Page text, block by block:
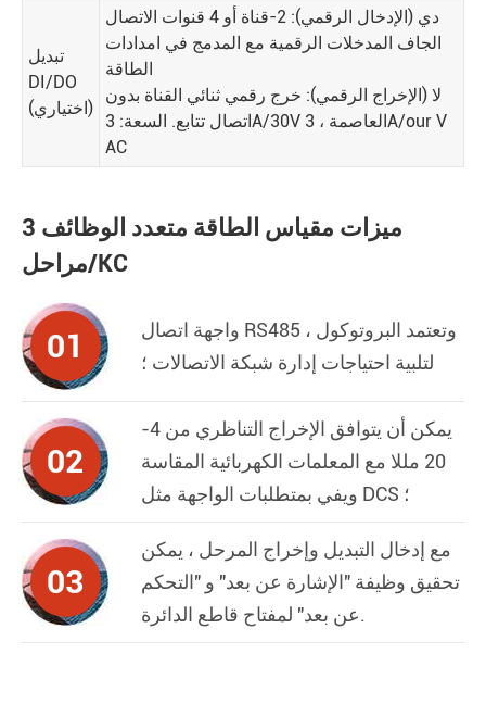
تبديل
DI/DO
(اختياري)
دي (الإدخال الرقمي): 2-قناة أو 4 قنوات الاتصال
الجاف المدخلات الرقمية مع المدمج في امدادات
الطاقة
لا (الإخراج الرقمي): خرج رقمي ثنائي القناة بدون
اتصال تتابع. السعة: 3A/30V العاصمة ، 3A/our V
AC
ميزات مقياس الطاقة متعدد الوظائف 3
مراحل/KC
01
واجهة اتصال RS485 ، وتعتمد البروتوكول
لتلبية احتياجات إدارة شبكة الاتصالات ؛
02
يمكن أن يتوافق الإخراج التناظري من 4-
20 مللا مع المعلمات الكهربائية المقاسة
ويفي بمتطلبات الواجهة مثل DCS ؛
03
مع إدخال التبديل وإخراج المرحل ، يمكن
تحقيق وظيفة "الإشارة عن بعد" و "التحكم
عن بعد" لمفتاح قاطع الدائرة.